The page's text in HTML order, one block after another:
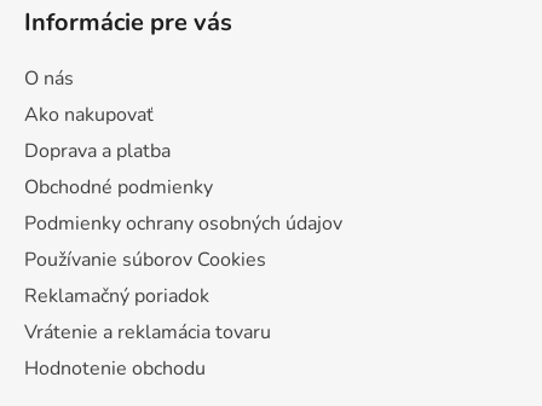
Informácie pre vás
O nás
Ako nakupovať
Doprava a platba
Obchodné podmienky
Podmienky ochrany osobných údajov
Používanie súborov Cookies
Reklamačný poriadok
Vrátenie a reklamácia tovaru
Hodnotenie obchodu